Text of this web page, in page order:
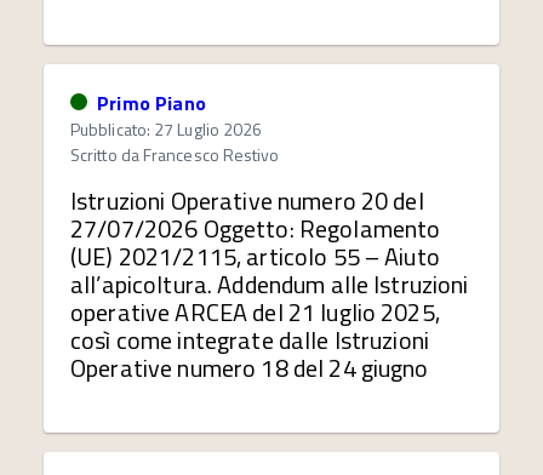
Primo Piano
Pubblicato: 27 Luglio 2026
Scritto daFrancesco Restivo
Istruzioni Operative numero 20 del
27/07/2026 Oggetto: Regolamento
(UE) 2021/2115, articolo 55 – Aiuto
all’apicoltura. Addendum alle Istruzioni
operative ARCEA del 21 luglio 2025,
così come integrate dalle Istruzioni
Operative numero 18 del 24 giugno